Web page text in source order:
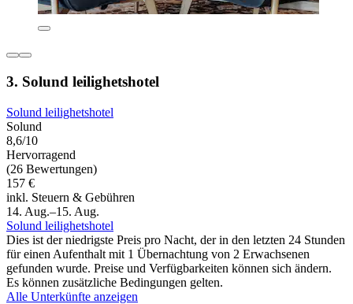
3. Solund leilighetshotel
Solund leilighetshotel
Solund
8,6/10
Hervorragend
(26 Bewertungen)
157 €
inkl. Steuern & Gebühren
14. Aug.–15. Aug.
Solund leilighetshotel
Dies ist der niedrigste Preis pro Nacht, der in den letzten 24 Stunden
für einen Aufenthalt mit 1 Übernachtung von 2 Erwachsenen
gefunden wurde. Preise und Verfügbarkeiten können sich ändern.
Es können zusätzliche Bedingungen gelten.
Alle Unterkünfte anzeigen